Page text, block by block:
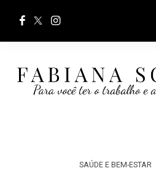
SAÚDE E BEM-ESTAR